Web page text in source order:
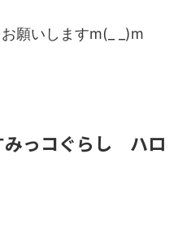
願いしますm(_ _)m
っコぐらし ハロ